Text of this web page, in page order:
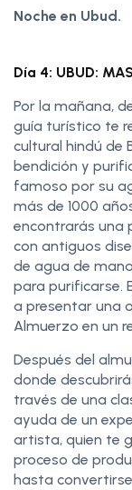
Noche en Ubud.
Día 4: UBUD:
Por la mañana,
guía turístico te
cultural hindú de
bendición y
famoso por su
más de 1000
encontrarás una
con antiguos
de agua de
para purificarse.
a presentar una
Almuerzo en un
Después del
donde
través de una
ayuda de un
artista, quien te
proceso de
hasta